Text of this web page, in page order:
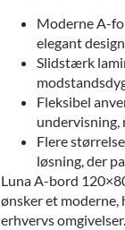
Moderne A-
elegant design
Slidstærk
Fleksibel
Flere
løsning, der
Luna A-bord
ønsker et
erhvervs omgivelser.